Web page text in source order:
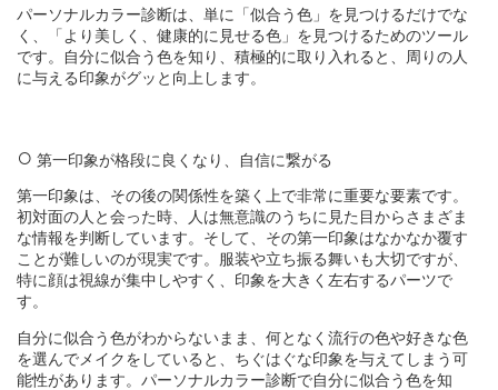
パーソナルカラー診断は、単に「似合う色」を見つけるだけでな
く、「より美しく、健康的に見せる色」を見つけるためのツール
です。自分に似合う色を知り、積極的に取り入れると、周りの人
に与える印象がグッと向上します。
第一印象が格段に良くなり、自信に繋がる
第一印象は、その後の関係性を築く上で非常に重要な要素です。
初対面の人と会った時、人は無意識のうちに見た目からさまざま
な情報を判断しています。そして、その第一印象はなかなか覆す
ことが難しいのが現実です。服装や立ち振る舞いも大切ですが、
特に顔は視線が集中しやすく、印象を大きく左右するパーツで
す。
自分に似合う色がわからないまま、何となく流行の色や好きな色
を選んでメイクをしていると、ちぐはぐな印象を与えてしまう可
能性があります。パーソナルカラー診断で自分に似合う色を知